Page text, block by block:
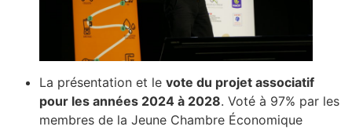
La présentation et le vote du projet associatif
pour les années 2024 à 2028. Voté à 97% par les
membres de la Jeune Chambre Économique